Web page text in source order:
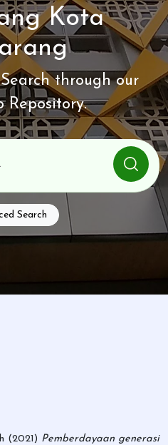
Kota
through our
Repository.
Search
(2021) Pemberdayaan generasi